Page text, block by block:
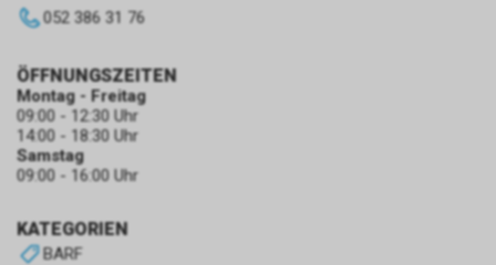
052 386 31 76
KATEGORIEN
BARF
ÖFFNUNGSZEITEN
Montag - Freitag
09:00 - 12:30 Uhr
14:00 - 18:30 Uhr
Samstag
09:00 - 16:00 Uhr